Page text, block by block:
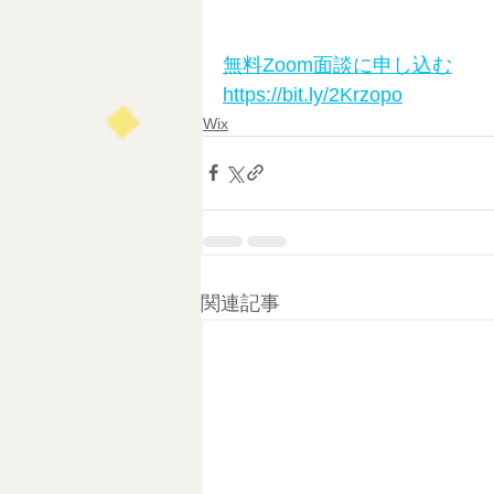
無料Zoom面談に申し込む
https://bit.ly/2Krzopo
Wix
関連記事